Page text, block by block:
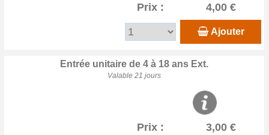
Prix : 4,00 €
Ajouter
Entrée unitaire de 4 à 18 ans Ext.
Valable 21 jours
Prix : 3,00 €